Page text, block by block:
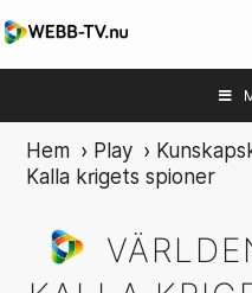
Hem › Play ›
Kalla krigets spioner